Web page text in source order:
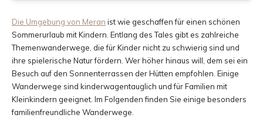
Die Umgebung von Meran ist wie geschaffen für einen schönen
Sommerurlaub mit Kindern. Entlang des Tales gibt es zahlreiche
Themenwanderwege, die für Kinder nicht zu schwierig sind und
ihre spielerische Natur fördern. Wer höher hinaus will, dem sei ein
Besuch auf den Sonnenterrassen der Hütten empfohlen. Einige
Wanderwege sind kinderwagentauglich und für Familien mit
Kleinkindern geeignet. Im Folgenden finden Sie einige besonders
familienfreundliche Wanderwege.